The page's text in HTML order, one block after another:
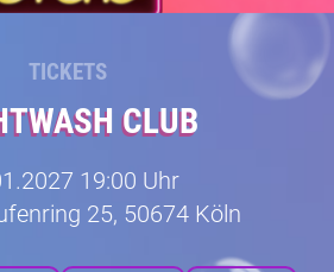
TICKETS
CLUB
19:00 Uhr
25, 50674 Köln